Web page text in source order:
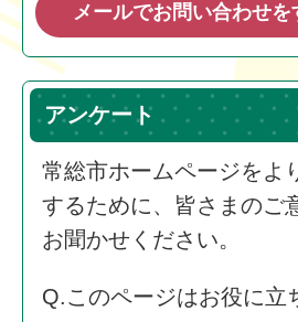
メールでお問い合わせを
アンケート
常総市ホームページをよ
するために、皆さまのご
お聞かせください。
Q.このページはお役に立